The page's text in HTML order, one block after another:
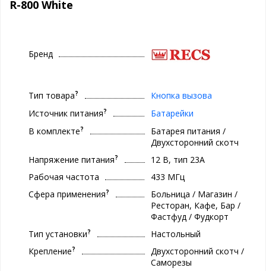
R-800 White
Бренд
Тип товара?
Кнопка вызова
Источник питания?
Батарейки
В комплекте?
Батарея питания /
Двухсторонний скотч
Напряжение питания?
12 В, тип 23A
Рабочая частота
433 МГц
Сфера применения?
Больница / Магазин /
Ресторан, Кафе, Бар /
Фастфуд / Фудкорт
Тип установки?
Настольный
Крепление?
Двухсторонний скотч /
Саморезы